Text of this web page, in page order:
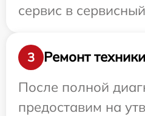
сервис в
3
Ремонт техники
После полной
предоставим на